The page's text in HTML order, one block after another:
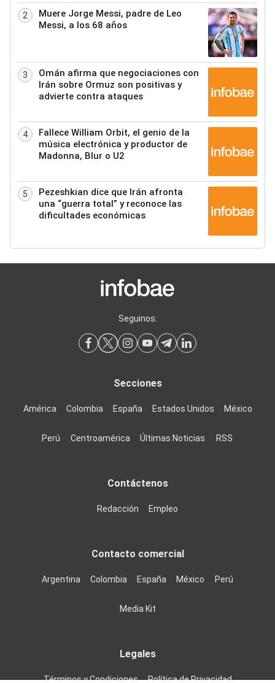
2
Muere Jorge Messi, padre de Leo
Messi, a los 68 años
3
Omán afirma que negociaciones con
Irán sobre Ormuz son positivas y
advierte contra ataques
4
Fallece William Orbit, el genio de la
música electrónica y productor de
Madonna, Blur o U2
5
Pezeshkian dice que Irán afronta
una “guerra total” y reconoce las
dificultades económicas
Seguinos:
Secciones
América Colombia España Estados Unidos México
Perú Centroamérica Últimas Noticias RSS
Contáctenos
Redacción Empleo
Contacto comercial
Argentina Colombia España México Perú
Media Kit
Legales
Términos y Condiciones Política de Privacidad